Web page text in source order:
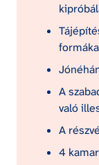
A
való
A
4